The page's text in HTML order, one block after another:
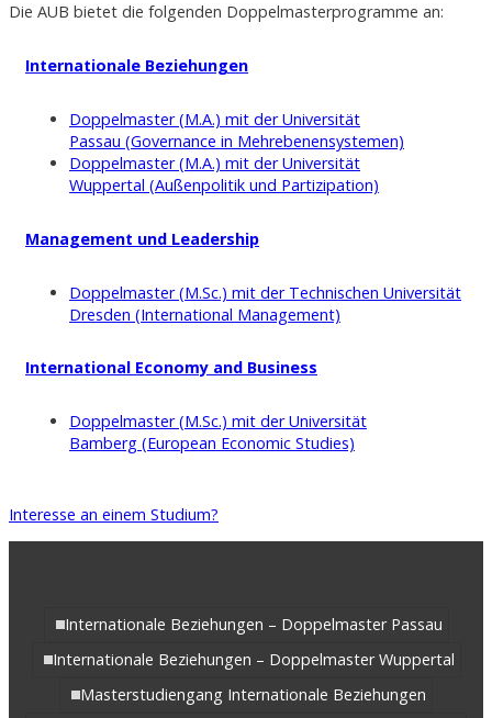
Die AUB bietet die folgenden Doppelmasterprogramme an:
Internationale Beziehungen
Doppelmaster (M.A.) mit der Universität
Passau (Governance in Mehrebenensystemen)
Doppelmaster (M.A.) mit der Universität
Wuppertal (Außenpolitik und Partizipation)
Management und Leadership
Doppelmaster (M.Sc.) mit der Technischen Universität
Dresden (International Management)
International Economy and Business
Doppelmaster (M.Sc.) mit der Universität
Bamberg (European Economic Studies)
Interesse an einem Studium?
Internationale Beziehungen – Doppelmaster Passau
Internationale Beziehungen – Doppelmaster Wuppertal
Masterstudiengang Internationale Beziehungen